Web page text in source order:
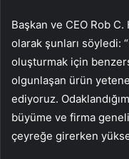
Başkan ve CEO Rob
olarak şunları söyledi:
oluşturmak için
olgunlaşan ürün
ediyoruz.
büyüme ve firma
çeyreğe girerken